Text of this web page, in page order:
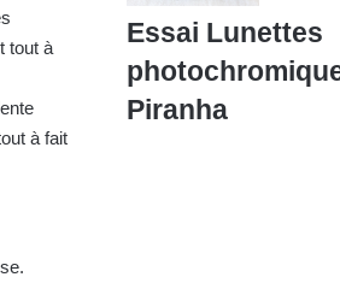
tout à
à fait
Essai Lunettes
Piranha